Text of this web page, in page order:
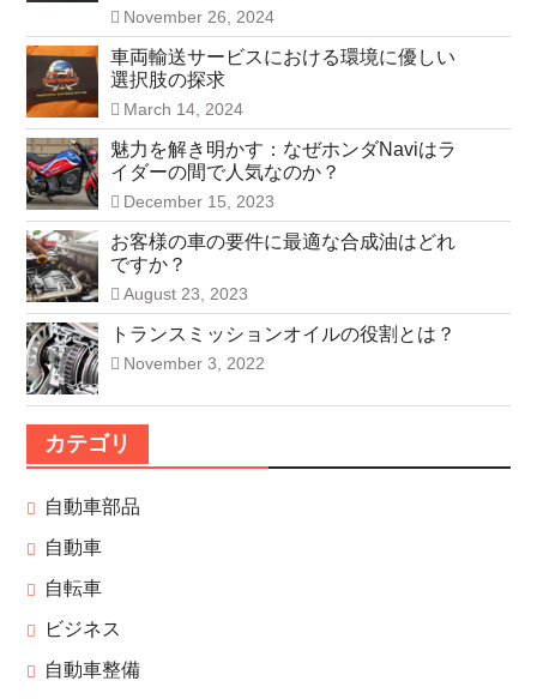
November 26, 2024
車両輸送サービスにおける環境に優しい
選択肢の探求
March 14, 2024
魅力を解き明かす：なぜホンダNaviはラ
イダーの間で人気なのか？
December 15, 2023
お客様の車の要件に最適な合成油はどれ
ですか？
August 23, 2023
トランスミッションオイルの役割とは？
November 3, 2022
カテゴリ
自動車部品
自動車
自転車
ビジネス
自動車整備